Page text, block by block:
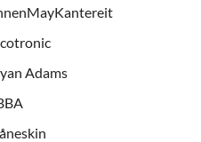
Adams